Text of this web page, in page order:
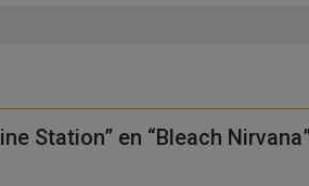
Station” en “Bleach